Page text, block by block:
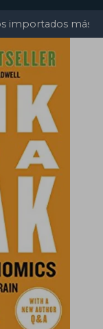
importados más